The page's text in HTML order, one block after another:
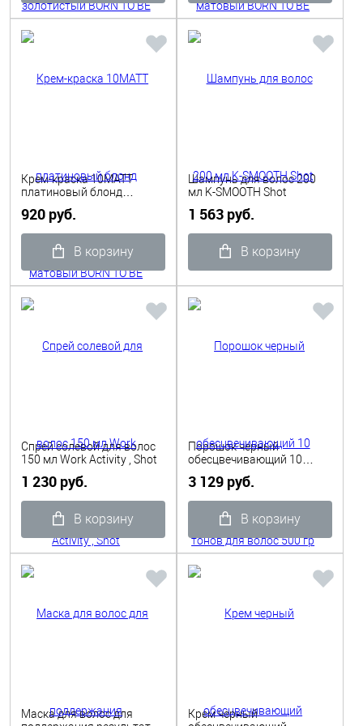
Крем-краска 10MATT
платиновый блонд
COLORED TINTA 100 мл
Shot
920 руб.
В корзину
Шампунь для волос 200
мл K-SMOOTH Shot
1 563 руб.
В корзину
Спрей солевой для волос
150 мл Work Activity , Shot
1 230 руб.
В корзину
Порошок черный
обесцвечивающий 10
Shot
3 129 руб.
В корзину
Маска для волос для
Крем черный